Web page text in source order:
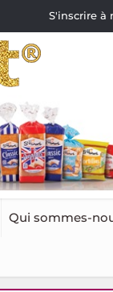
S'inscrire à
Qui sommes-